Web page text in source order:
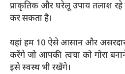
प्राकृतिक और घरेलू उपाय तलाश
कर सकता है।
यहां हम 10 ऐसे आसान और
करेंगे जो आपकी त्वचा को गोरा
इसे स्वस्थ भी रखेंगे।